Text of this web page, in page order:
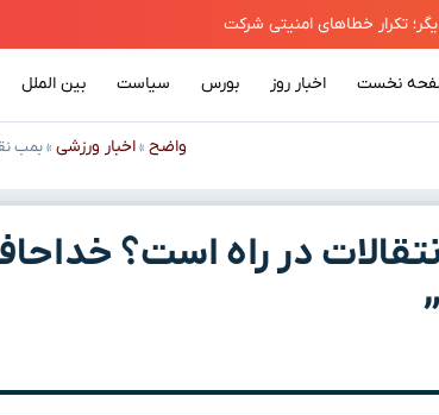
نخست اخبار روز بورس سیاست بین الملل
واضح »اخبار ورزشی »بمب
در راه است؟